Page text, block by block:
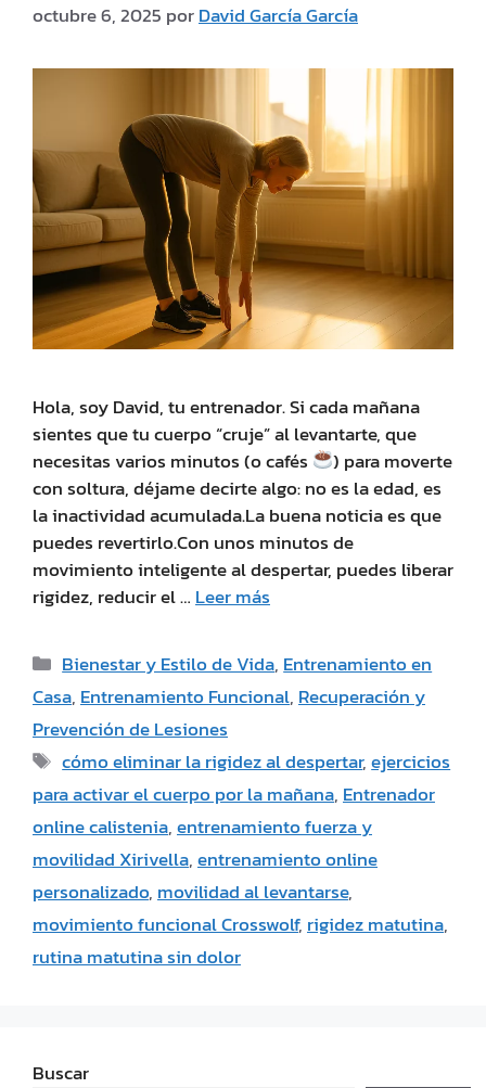
octubre 6, 2025 porDavid García García
Hola, soy David, tu entrenador. Si cada mañana
sientes que tu cuerpo “cruje” al levantarte, que
necesitas varios minutos (o cafés
) para moverte
con soltura, déjame decirte algo: no es la edad, es
la inactividad acumulada.La buena noticia es que
puedes revertirlo.Con unos minutos de
movimiento inteligente al despertar, puedes liberar
rigidez, reducir el … Leer más
Bienestar y Estilo de Vida, Entrenamiento en
Casa, Entrenamiento Funcional, Recuperación y
Prevención de Lesiones
cómo eliminar la rigidez al despertar,ejercicios
para activar el cuerpo por la mañana, Entrenador
online calistenia,entrenamiento fuerza y
movilidad Xirivella,entrenamiento online
personalizado, movilidad al levantarse,
movimiento funcional Crosswolf, rigidez matutina,
rutina matutina sin dolor
Buscar